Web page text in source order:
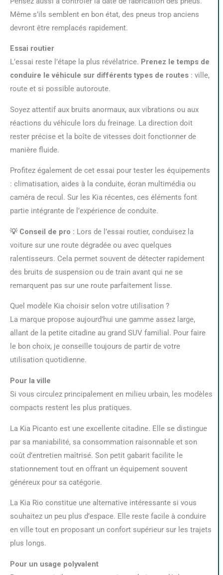
Même s’ils semblent en bon état, des pneus trop anciens
devront être remplacés rapidement.
Essai routier
L’essai reste l’étape la plus révélatrice. Prenez le temps de
conduire le véhicule sur différents types de routes : ville,
route et si possible autoroute.
Soyez attentif aux bruits anormaux, aux vibrations ou aux
réactions du véhicule lors du freinage. La direction doit
rester précise et la boîte de vitesses doit fonctionner de
manière fluide.
Profitez également de cet essai pour tester les équipements
: climatisation, aides à la conduite, écran multimédia ou
caméra de recul. Sur les Kia récentes, ces éléments font
partie intégrante de l’expérience de conduite.
💡 Conseil de pro : Lors de l’essai routier, conduisez la
voiture sur une route dégradée ou avec quelques
ralentisseurs. Cela permet souvent de détecter rapidement
des bruits de suspension ou de train avant qui ne se
remarquent pas sur une route parfaitement lisse.
Quel modèle Kia choisir selon votre utilisation ?
La marque propose aujourd’hui une gamme assez large,
allant de la petite citadine au grand SUV familial. Pour faire
le bon choix, je conseille toujours de partir de votre
utilisation quotidienne.
Pour la ville
Si vous circulez principalement en milieu urbain, les modèles
compacts restent les plus pratiques.
La Kia Picanto est une excellente citadine. Elle se distingue
par sa maniabilité, sa consommation raisonnable et son
coût d’entretien maîtrisé. Son petit gabarit facilite le
stationnement tout en offrant un équipement souvent
généreux pour sa catégorie.
La Kia Rio constitue une alternative intéressante si vous
souhaitez un peu plus d’espace. Elle reste facile à conduire
en ville tout en proposant un confort supérieur sur les trajets
plus longs.
Pour un usage polyvalent